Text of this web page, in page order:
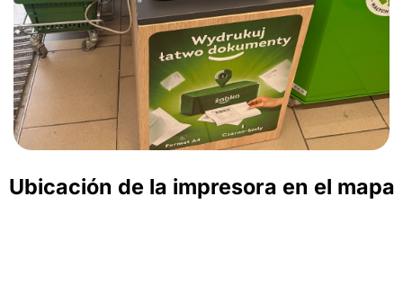
Ubicación de la impresora en el mapa